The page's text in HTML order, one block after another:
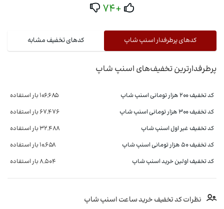
+74
کدهای پرطرفدار اسنپ شاپ کدهای تخفیف مشابه
پرطرفدارترین تخفیف‌های اسنپ شاپ
کد تخفیف ۲۰۰ هزار تومانی اسنپ شاپ
106,685 بار استفاده
کد تخفیف 300 هزار تومانی اسنپ شاپ
67,476 بار استفاده
کد تخفیف غیر اول اسنپ شاپ
32,488 بار استفاده
کد تخفیف ۵۰ هزار تومانی اسنپ شاپ
10,658 بار استفاده
کد تخفیف اولین خرید اسنپ شاپ
8,504 بار استفاده
نظرات کد تخفیف خرید ساعت اسنپ شاپ